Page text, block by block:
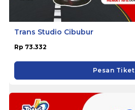
Trans Studio Cibubur
Rp 73.332
Pesan Tiket